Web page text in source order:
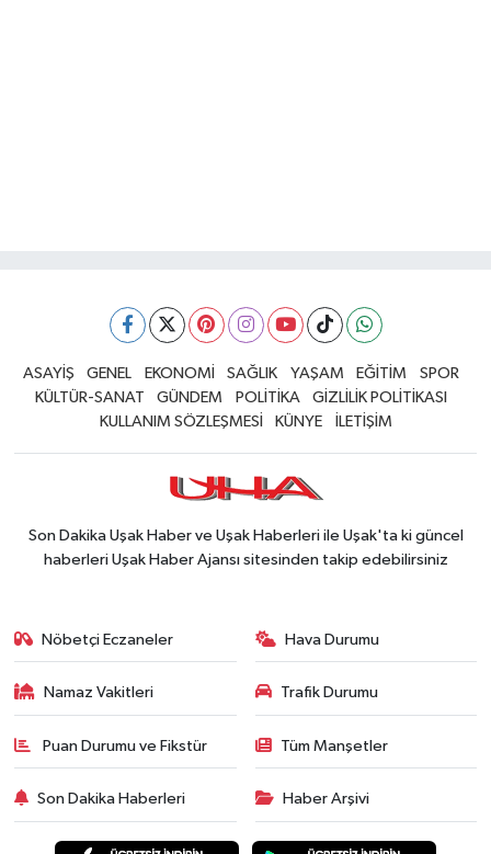
ASAYİŞ GENEL EKONOMİ SAĞLIK YAŞAM EĞİTİM
SPOR
KÜLTÜR-SANAT
GÜNDEM POLİTİKA
GİZLİLİK POLİTİKASI
KULLANIM SÖZLEŞMESİ
KÜNYE İLETİŞİM
Son Dakika Uşak Haber ve Uşak Haberleri ile Uşak'ta ki güncel
haberleri Uşak Haber Ajansı sitesinden takip edebilirsiniz
Nöbetçi Eczaneler Hava Durumu
Namaz Vakitleri Trafik Durumu
Puan Durumu ve Fikstür Tüm Manşetler
Son Dakika Haberleri Haber Arşivi